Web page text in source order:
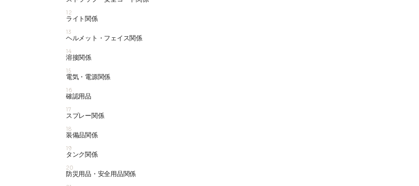
12
ライト関係
13
ヘルメット・フェイス関係
14
溶接関係
15
電気・電源関係
16
確認用品
17
スプレー関係
18
装備品関係
19
タンク関係
20
防災用品・安全用品関係